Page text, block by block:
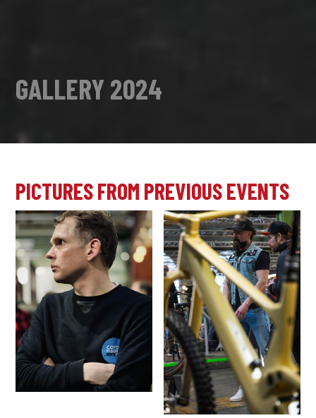
GALLERY 2024
PICTURES FROM PREVIOUS EVENTS